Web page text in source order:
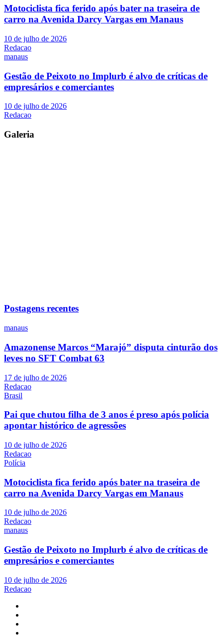
Motociclista fica ferido após bater na traseira de
carro na Avenida Darcy Vargas em Manaus
10 de julho de 2026
Redacao
manaus
Gestão de Peixoto no Implurb é alvo de críticas de
empresários e comerciantes
10 de julho de 2026
Redacao
Galeria
Postagens recentes
manaus
Amazonense Marcos “Marajó” disputa cinturão dos
leves no SFT Combat 63
17 de julho de 2026
Redacao
Brasil
Pai que chutou filha de 3 anos é preso após polícia
apontar histórico de agressões
10 de julho de 2026
Redacao
Polícia
Motociclista fica ferido após bater na traseira de
carro na Avenida Darcy Vargas em Manaus
10 de julho de 2026
Redacao
manaus
Gestão de Peixoto no Implurb é alvo de críticas de
empresários e comerciantes
10 de julho de 2026
Redacao